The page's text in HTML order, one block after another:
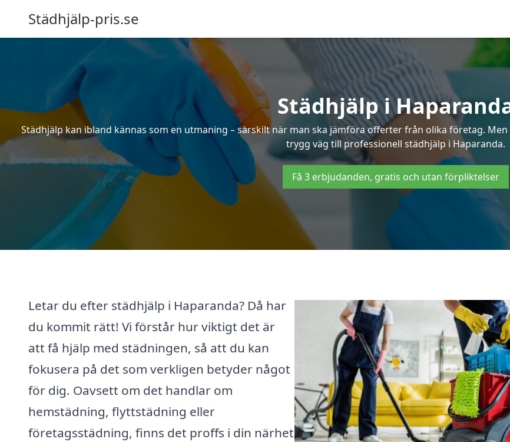
Städhjälp-pris.se
Städhjälp i
Städhjälp kan ibland kännas som en utmaning – särskilt när man ska jämföra offerter från olika företag.
trygg väg till professionell städhjälp i Haparanda.
Få 3 erbjudanden, gratis och utan förpliktelser
Letar du efter städhjälp i Haparanda? Då har
du kommit rätt! Vi förstår hur viktigt det är
att få hjälp med städningen, så att du kan
fokusera på det som verkligen betyder något
för dig. Oavsett om det handlar om
hemstädning, flyttstädning eller
företagsstädning, finns det proffs i din närhet